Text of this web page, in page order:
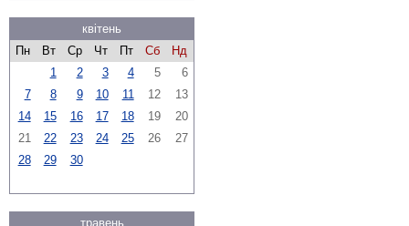
квітень
Пн
Вт Ср Чт Пт Сб
Нд
1
2 3 4 5
6
7
8 9 10 11 12
13
14
15 16 17 18 19
20
21
22 23 24 25 26
27
28
29 30
травень